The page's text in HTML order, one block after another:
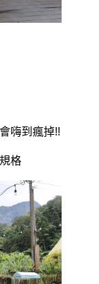
嗨到瘋掉!!
格